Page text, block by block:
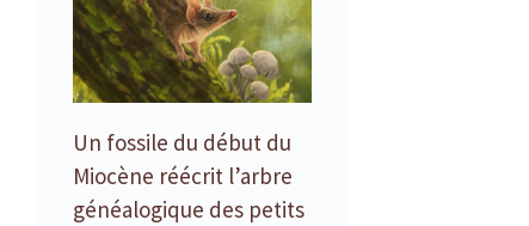
Un fossile du début du
Miocène réécrit l’arbre
généalogique des petits